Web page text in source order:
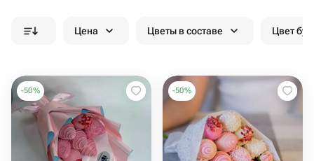
Цена Цветы в составе Цвет
-50% -50%